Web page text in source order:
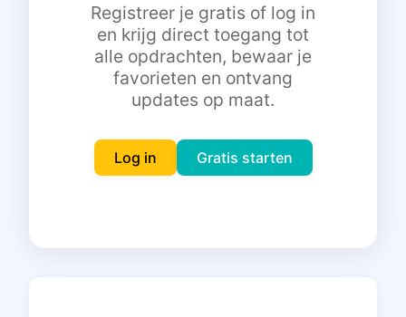
Inloggen
Gratis starten
Registreer je gratis of log in
en krijg direct toegang tot
alle opdrachten, bewaar je
favorieten en ontvang
updates op maat.
Log in Gratis starten